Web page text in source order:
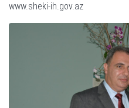
www.sheki-ih.gov.az
ФОТО ГАЛЕРИИ